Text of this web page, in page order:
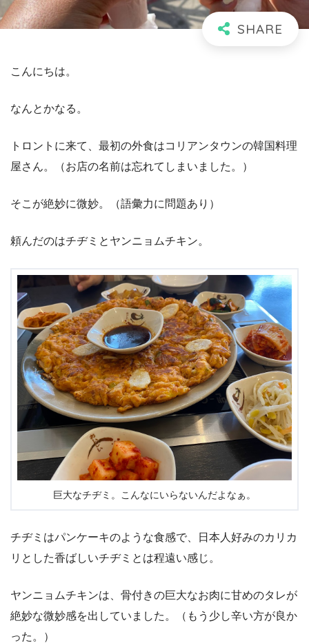
こんにちは。
なんとかなる。
トロントに来て、最初の外食はコリアンタウンの韓国料理
屋さん。（お店の名前は忘れてしまいました。）
そこが絶妙に微妙。（語彙力に問題あり）
頼んだのはチヂミとヤンニョムチキン。
巨大なチヂミ。こんなにいらないんだよなぁ。
チヂミはパンケーキのような食感で、日本人好みのカリカ
リとした香ばしいチヂミとは程遠い感じ。
ヤンニョムチキンは、骨付きの巨大なお肉に甘めのタレが
絶妙な微妙感を出していました。（もう少し辛い方が良か
った。）